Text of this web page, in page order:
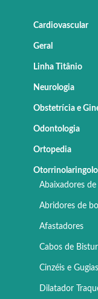
Cardiovascular
Geral
Linha Titânio
Neurologia
Obstetrícia e
Odontologia
Ortopedia
Abaixadores de
Abridores de
Afastadores
Cabos de
Cinzéis e
Dilatador